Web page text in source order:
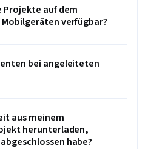
auf dem
verfügbar?
bei angeleiteten
aus meinem
herunterladen,
habe?